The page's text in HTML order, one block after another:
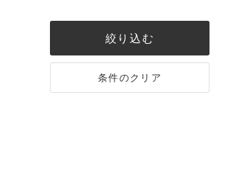
絞り込む
条件のクリア